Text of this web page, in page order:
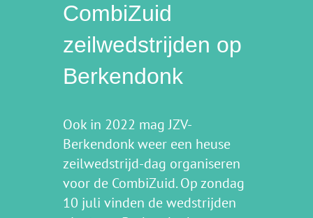
CombiZuid
zeilwedstrijden op
Berkendonk
Ook in 2022 mag JZV-
Berkendonk weer een heuse
zeilwedstrijd-dag organiseren
voor de CombiZuid. Op zondag
10 juli vinden de wedstrijden